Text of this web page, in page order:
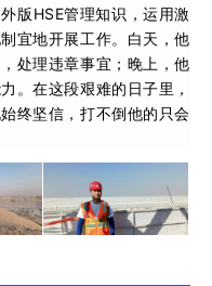
版HSE管理知识，运用激
宜地开展工作。白天，他
处理违章事宜；晚上，他
。在这段艰难的日子里，
终坚信，打不倒他的只会